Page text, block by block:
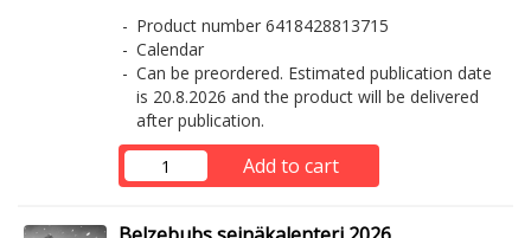
Product number 6418428813715
Calendar
Can be preordered. Estimated publication date
is 20.8.2026 and the product will be delivered
after publication.
Add to cart